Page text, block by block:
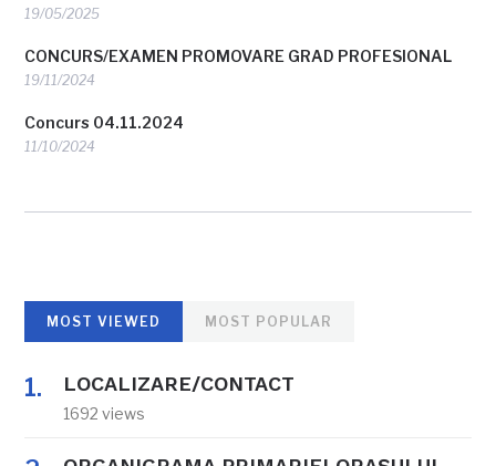
19/05/2025
CONCURS/EXAMEN PROMOVARE GRAD PROFESIONAL
19/11/2024
Concurs 04.11.2024
11/10/2024
MOST VIEWED MOST POPULAR
LOCALIZARE/CONTACT
1692 views